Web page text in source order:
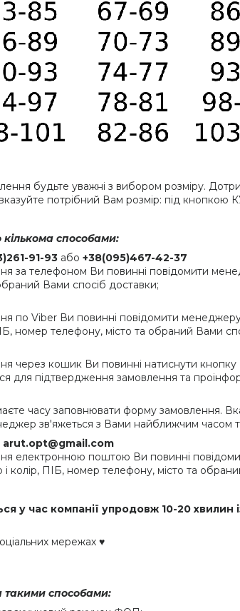
будьте уважні з вибором розміру.
потрібний Вам розмір: під
способами:
91-93 або +38(095)467-42-37
за телефоном Ви повинні повідомити
Вами спосіб доставки;
по Viber Ви повинні повідомити
номер телефону, місто та обраний Вами
через кошик Ви повинні натиснути
для підтвердження замовлення та
часу заповнювати форму замовлення.
зв'яжеться з Вами найближчим часом
електронною поштою Ви повинні
і колір, ПІБ, номер телефону, місто та
у час компанії упродовж 10-20
мережах ♥
такими способами: